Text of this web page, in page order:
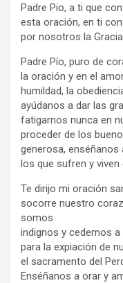
Padre Pio, a ti que
esta oración, en ti
por nosotros la
Padre Pío, puro de
la oración y en el
humildad, la
ayúdanos a dar las
fatigarnos nunca en
proceder de los
generosa,
los que sufren y viven
Te dirijo mi oración
socorre nuestro
somos
indignos y cedemos
para la expiación de
el sacramento del
Enséñanos a orar y